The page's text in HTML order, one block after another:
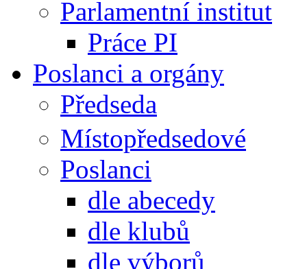
Parlamentní institut
Práce PI
Poslanci a orgány
Předseda
Místopředsedové
Poslanci
dle abecedy
dle klubů
dle výborů